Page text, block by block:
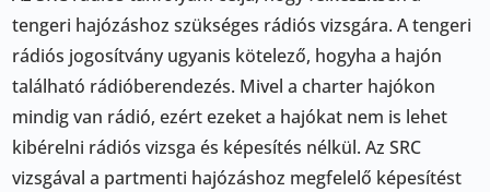
tengeri hajózáshoz szükséges rádiós vizsgára. A tengeri
rádiós jogosítvány ugyanis kötelező, hogyha a hajón
található rádióberendezés. Mivel a charter hajókon
mindig van rádió, ezért ezeket a hajókat nem is lehet
kibérelni rádiós vizsga és képesítés nélkül. Az SRC
vizsgával a partmenti hajózáshoz megfelelő képesítést